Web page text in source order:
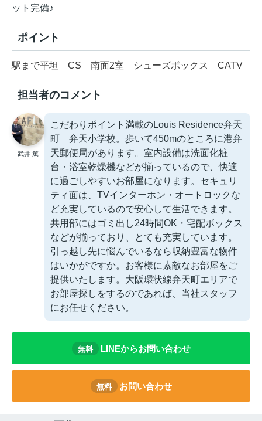
ット完備♪
ポイント
駅まで平坦 CS 南面2室 シューズボックス CATV
担当者のコメント
武井 篤
こだわりポイント満載のLouis Residence弁天
町 弁天小学校。歩いて450mのところに港弁
天郵便局があります。室内設備は洗面化粧
台・浴室乾燥機などが揃っているので、快適
に過ごしやすいお部屋になります。セキュリ
ティ面は、TVインターホン・オートロックな
ど充実しているので安心して生活できます。
共用部にはゴミ出し24時間OK・宅配ボックス
などが揃っており、とても充実しています。
引っ越し先に悩んでいるなら収納豊富な物件
はいかがですか。お客様に素敵なお部屋をご
提供いたします。大阪環状線弁天町エリアで
お部屋探しをするのであれば、当社スタッフ
にお任せください。
無料 LINEからお問い合わせ
無料 お問い合わせ